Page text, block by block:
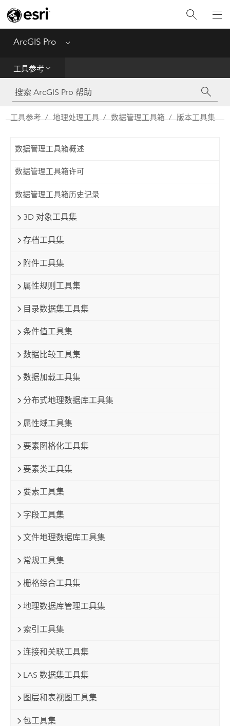
ArcGIS Pro Menu
工具参考
工具参考
Python
工具参考 地理处理工具 数据管理工具箱 版本工具集
数据管理工具箱概述
数据管理工具箱许可
数据管理工具箱历史记录
3D 对象工具集
存档工具集
附件工具集
属性规则工具集
目录数据集工具集
条件值工具集
数据比较工具集
数据加载工具集
分布式地理数据库工具集
属性域工具集
要素图格化工具集
要素类工具集
要素工具集
字段工具集
文件地理数据库工具集
常规工具集
栅格综合工具集
地理数据库管理工具集
索引工具集
连接和关联工具集
LAS 数据集工具集
图层和表视图工具集
包工具集